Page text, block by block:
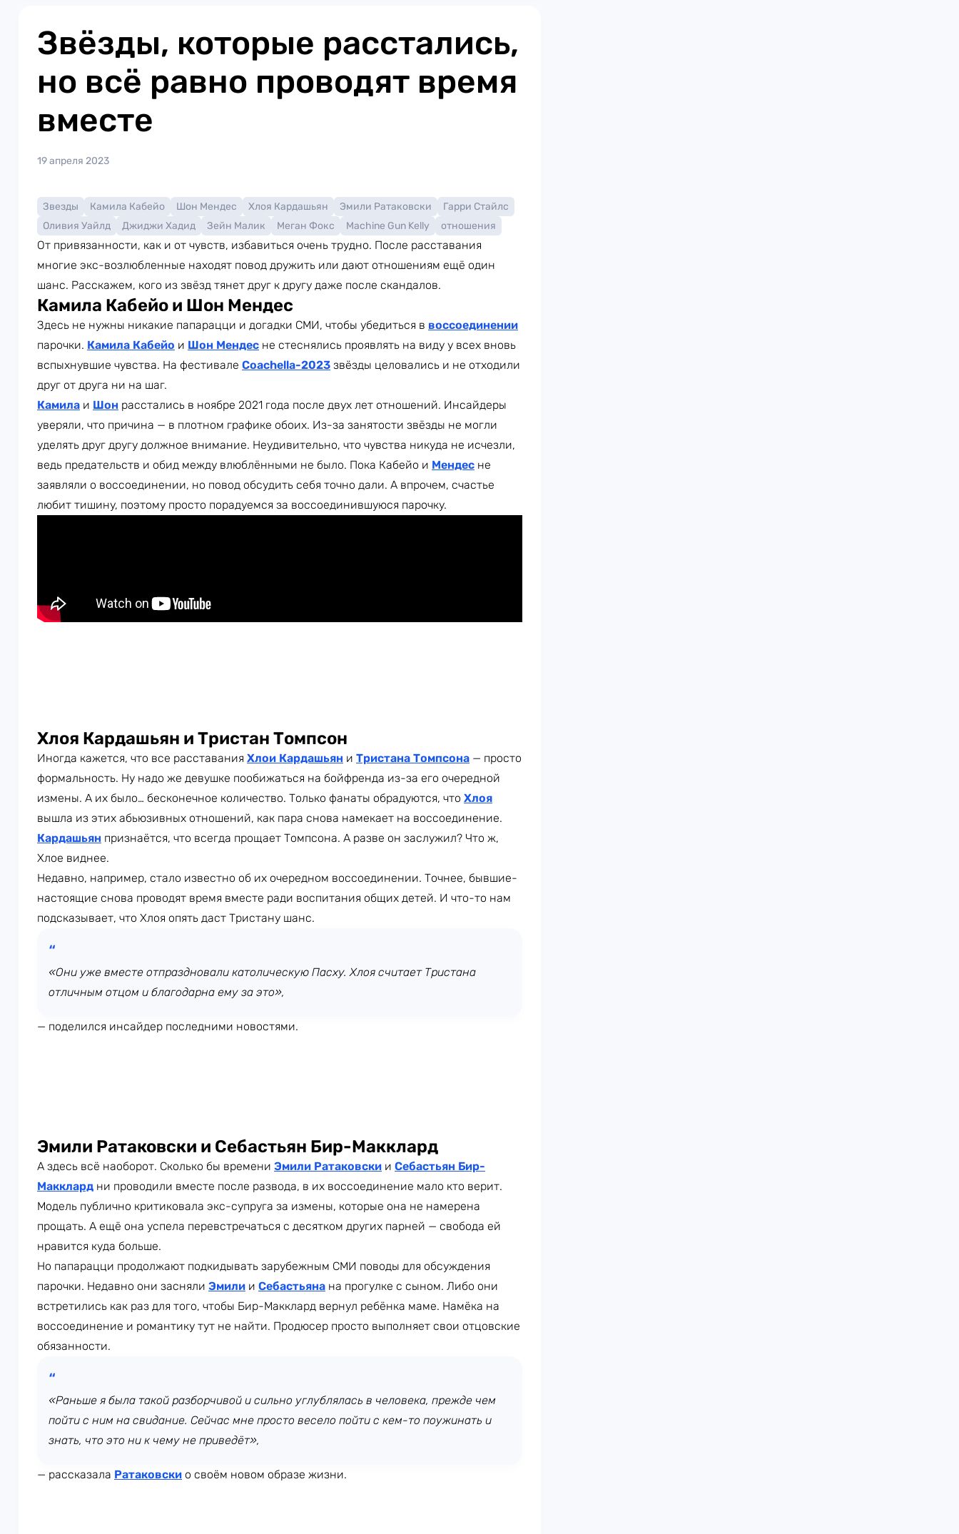
Звёзды, которые расстались,
но всё равно проводят время
вместе
19 апреля 2023
Звезды Камила Кабейо Шон Мендес Хлоя Кардашьян Эмили Ратаковски
Гарри Стайлс
Оливия Уайлд
Джиджи Хадид Зейн Малик Меган Фокс Machine Gun Kelly отношения
От привязанности, как и от чувств, избавиться очень трудно. После расставания
многие экс-возлюбленные находят повод дружить или дают отношениям ещё один
шанс. Расскажем, кого из звёзд тянет друг к другу даже после скандалов.
Камила Кабейо и Шон Мендес
Здесь не нужны никакие папарацци и догадки СМИ, чтобы убедиться в воссоединении
парочки. Камила Кабейо и Шон Мендес не стеснялись проявлять на виду у всех вновь
вспыхнувшие чувства. На фестивале Coachella-2023 звёзды целовались и не отходили
друг от друга ни на шаг.
Камила и Шон расстались в ноябре 2021 года после двух лет отношений. Инсайдеры
уверяли, что причина — в плотном графике обоих. Из-за занятости звёзды не могли
уделять друг другу должное внимание. Неудивительно, что чувства никуда не исчезли,
ведь предательств и обид между влюблёнными не было. Пока Кабейо и Мендес не
заявляли о воссоединении, но повод обсудить себя точно дали. А впрочем, счастье
любит тишину, поэтому просто порадуемся за воссоединившуюся парочку.
Хлоя Кардашьян и Тристан Томпсон
Иногда кажется, что все расставания Хлои Кардашьян и Тристана Томпсона — просто
формальность. Ну надо же девушке пообижаться на бойфренда из-за его очередной
измены. А их было… бесконечное количество. Только фанаты обрадуются, что Хлоя
вышла из этих абьюзивных отношений, как пара снова намекает на воссоединение.
Кардашьян признаётся, что всегда прощает Томпсона. А разве он заслужил? Что ж,
Хлое виднее.
Недавно, например, стало известно об их очередном воссоединении. Точнее, бывшие-
настоящие снова проводят время вместе ради воспитания общих детей. И что-то нам
подсказывает, что Хлоя опять даст Тристану шанс.
«Они уже вместе отпраздновали католическую Пасху. Хлоя считает Тристана
отличным отцом и благодарна ему за это»,
— поделился инсайдер последними новостями.
Эмили Ратаковски и Себастьян Бир-Макклард
А здесь всё наоборот. Сколько бы времени Эмили Ратаковски и Себастьян Бир-
Макклард ни проводили вместе после развода, в их воссоединение мало кто верит.
Модель публично критиковала экс-супруга за измены, которые она не намерена
прощать. А ещё она успела перевстречаться с десятком других парней — свобода ей
нравится куда больше.
Но папарацци продолжают подкидывать зарубежным СМИ поводы для обсуждения
парочки. Недавно они засняли Эмили и Себастьяна на прогулке с сыном. Либо они
встретились как раз для того, чтобы Бир-Макклард вернул ребёнка маме. Намёка на
воссоединение и романтику тут не найти. Продюсер просто выполняет свои отцовские
обязанности.
«Раньше я была такой разборчивой и сильно углублялась в человека, прежде чем
пойти с ним на свидание. Сейчас мне просто весело пойти с кем-то поужинать и
знать, что это ни к чему не приведёт»,
— рассказала Ратаковски о своём новом образе жизни.